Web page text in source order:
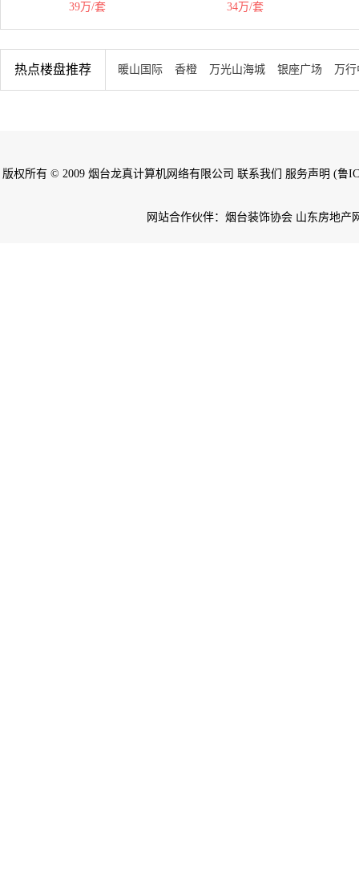
39万/套
34万/套
热点楼盘推荐 暖山国际 香橙 万光山海城 银座广场 万
版权所有 © 2009 烟台龙真计算机网络有限公司 联系我们 服务声明 (鲁
网站合作伙伴：烟台装饰协会 山东房地